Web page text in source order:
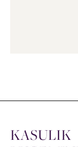
KASULIK